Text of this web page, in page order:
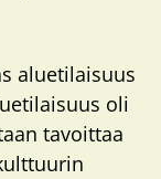
aluetilaisuus
oli
tavoittaa